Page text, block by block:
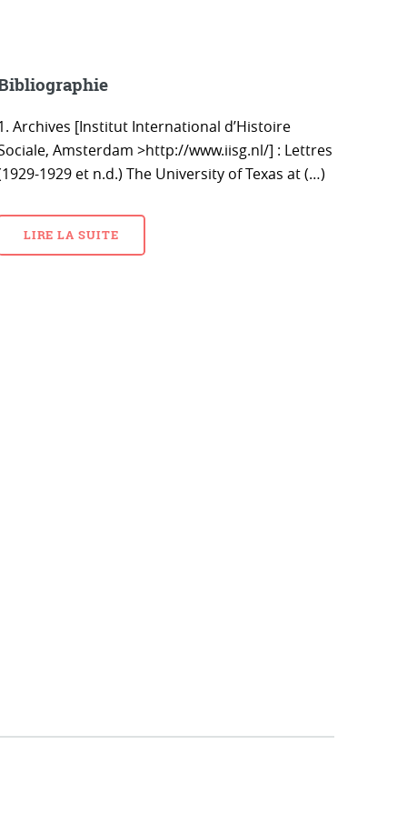
Archives [Institut International d’Histoire
Amsterdam >http://www.iisg.nl/] : Lettres
1929 et n.d.) The University of Texas at (…)
LIRE LA SUITE